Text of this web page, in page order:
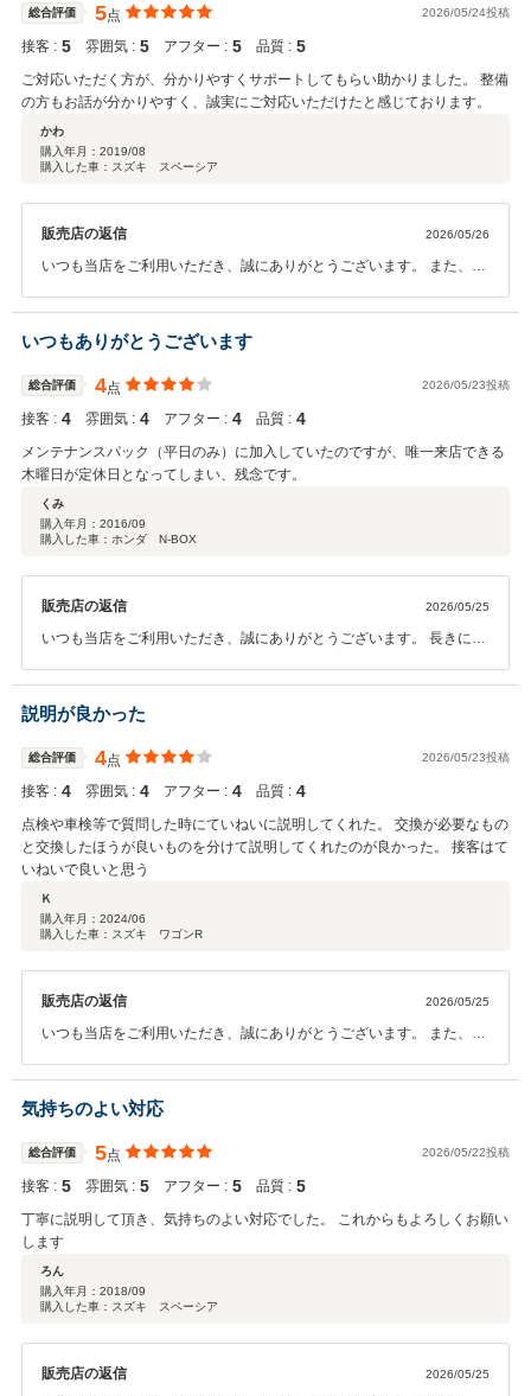
して愛車をお任せいただくことこそが、私共プロフェッショナルとし
ての使命と考えております。 javascript:void(0); お車に関することでご
不明な点やお気づきのことがございましたら、どのような些細なこと
でもお気軽にお申し付けください。 今後とも末永いお引き立てを賜り
ますよう、何卒よろしくお願い申し上げます。
総合評価 5点 2026/05/24投稿
接客 : 5 雰囲気 : 5 アフター : 5 品質 : 5
ご対応いただく方が、分かりやすくサポートしてもらい助かりました。 整備
の方もお話が分かりやすく、誠実にご対応いただけたと感じております。
かわ
購入年月： 2019/08
購入した車：スズキ スペーシア
販売店の返信 2026/05/26
いつも当店をご利用いただき、誠にありがとうございます。 また、す
っております。 私共フロントスタッフの対応だけでなく、実際に愛車
を整備するメカニックの説明に対しても「分かりやすく誠実」という
これ以上ないお褒めの言葉をいただき、深く感謝申し上げます。当店
では、お客様に安心してお車をお任せいただくために、全スタッフが
共通の誠実さを持ってお預かりすることを最も大切にしております。
今後とも、お車に関することはどのようなことでもお気軽にご相談く
ださい。末永いお付き合いをよろしくお願い申し上げます。
いつもありがとうございます
総合評価 4点 2026/05/23投稿
接客 : 4 雰囲気 : 4 アフター : 4 品質 : 4
メンテナンスパック（平日のみ）に加入していたのですが、唯一来店できる
木曜日が定休日となってしまい、残念です。
くみ
購入年月： 2016/09
購入した車：ホンダ N-BOX
販売店の返信 2026/05/25
いつも当店をご利用いただき、誠にありがとうございます。 長きにわ
謝申し上げます。 この度は、当店の定休日変更に伴い、ご不便とお手
数をおかけしておりますことを深くお詫び申し上げます。長年ご愛顧
いただいている中で、お客様のご予定に寄り添った対応ができず、残
念な思いをさせてしまいましたこと、私共の配慮不足を猛省しており
ます。 頂戴いたしました貴重なご意見を真摯に受け止め、限られたお
時間の中でも、これまで以上にお客様が安心して快適に点検をお任せ
いただけるよう、店舗全体の受け入れ体制の向上と、より丁寧なサー
ビスの徹底に努めてまいります。 今後とも変わらぬお引き立てを賜り
ますよう、何卒よろしくお願い申し上げます。
説明が良かった
総合評価 4点 2026/05/23投稿
接客 : 4 雰囲気 : 4 アフター : 4 品質 : 4
点検や車検等で質問した時にていねいに説明してくれた。 交換が必要なもの
と交換したほうが良いものを分けて説明してくれたのが良かった。 接客はて
いねいで良いと思う
Ｋ
購入年月： 2024/06
購入した車：スズキ ワゴンR
販売店の返信 2026/05/25
いつも当店をご利用いただき、誠にありがとうございます。 また、点
ッフ一同深く感謝申し上げます。 私共が最も大切にしているのは、お
客様の大切なお時間とお費用をお預かりする上で、「本当に今必要な
整備なのか」を明確にお伝えすることです。その点を「分かりやすく
て良かった」と評価していただけたことは、プロフェッショナルとし
てこれ以上の喜びはございません。 今後もお客様が納得し、安心して
愛車をお任せいただけるよう、誠実で丁寧な接客を磨き続けてまいり
ます。 どんな些細な疑問でも、いつでもお気軽にご質問ください。今
後とも末永いお付き合いをよろしくお願い申し上げます。
気持ちのよい対応
総合評価 5点 2026/05/22投稿
接客 : 5 雰囲気 : 5 アフター : 5 品質 : 5
丁寧に説明して頂き、気持ちのよい対応でした。 これからもよろしくお願い
します
ろん
購入年月： 2018/09
購入した車：スズキ スペーシア
販売店の返信 2026/05/25